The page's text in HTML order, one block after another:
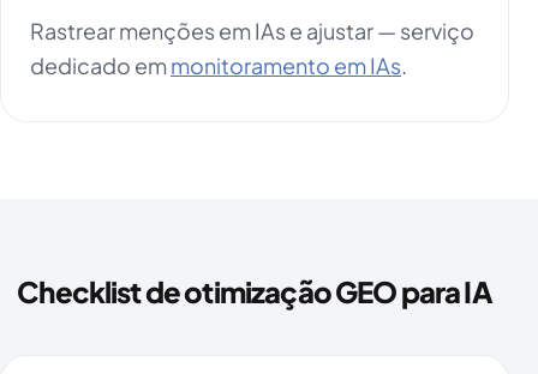
Rastrear menções em IAs e ajustar — serviço
dedicado emmonitoramento em IAs
Checklist de otimização GEO para IA